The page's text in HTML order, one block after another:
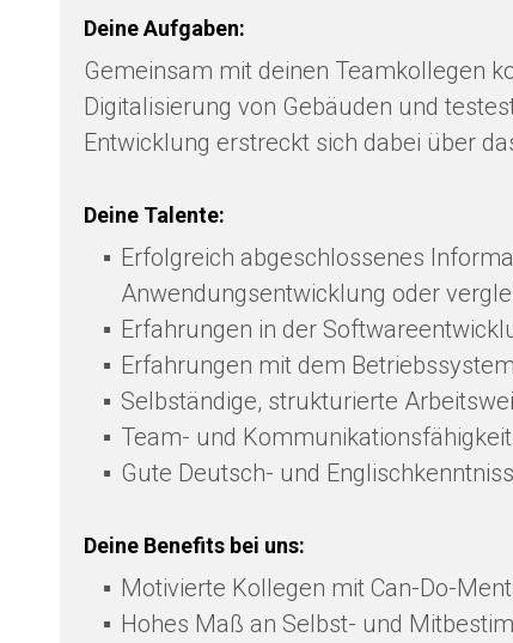
Deine Aufgaben:
Gemeinsam mit deinen Teamkollegen
Digitalisierung von Gebäuden und
Entwicklung erstreckt sich dabei über
Deine Talente:
Erfolgreich abgeschlossenes
Anwendungsentwicklung oder
Erfahrungen in der
Erfahrungen mit dem
Selbständige, strukturierte
Team- und Kommunikationsfähigkeit
Gute Deutsch- und
Deine Benefits bei uns:
Motivierte Kollegen mit Can-Do-
Hohes Maß an Selbst- und